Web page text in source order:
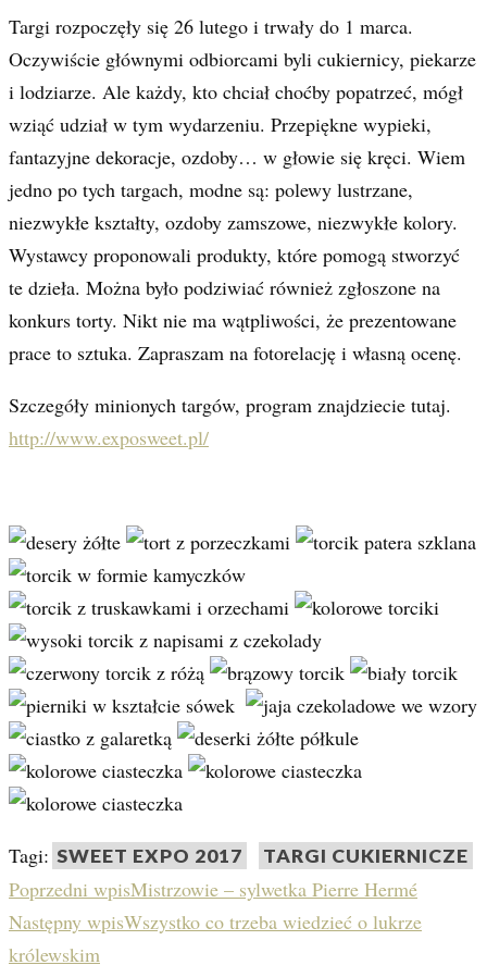
Targi rozpoczęły się 26 lutego i trwały do 1 marca.
Oczywiście głównymi odbiorcami byli cukiernicy, piekarze
i lodziarze. Ale każdy, kto chciał choćby popatrzeć, mógł
wziąć udział w tym wydarzeniu. Przepiękne wypieki,
fantazyjne dekoracje, ozdoby… w głowie się kręci. Wiem
jedno po tych targach, modne są: polewy lustrzane,
niezwykłe kształty, ozdoby zamszowe, niezwykłe kolory.
Wystawcy proponowali produkty, które pomogą stworzyć
te dzieła. Można było podziwiać również zgłoszone na
konkurs torty. Nikt nie ma wątpliwości, że prezentowane
prace to sztuka. Zapraszam na fotorelację i własną ocenę.
Szczegóły minionych targów, program znajdziecie tutaj.
http://www.exposweet.pl/
Tagi: SWEET EXPO 2017 TARGI CUKIERNICZE
Poprzedni wpisMistrzowie – sylwetka Pierre Hermé
Następny wpisWszystko co trzeba wiedzieć o lukrze
królewskim